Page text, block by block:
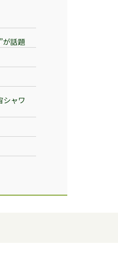
が話題
シャワ